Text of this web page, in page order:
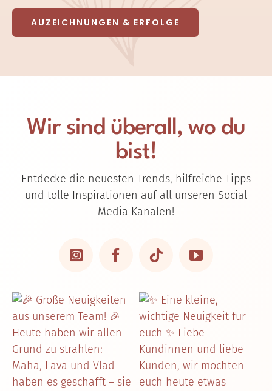
AUZEICHNUNGEN & ERFOLGE
Wir sind überall, wo du
bist!
Entdecke die neuesten Trends, hilfreiche Tipps
und tolle Inspirationen auf all unseren Social
Media Kanälen!